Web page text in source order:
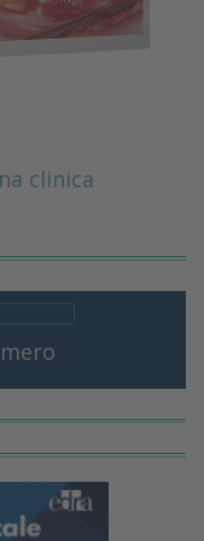
clinica